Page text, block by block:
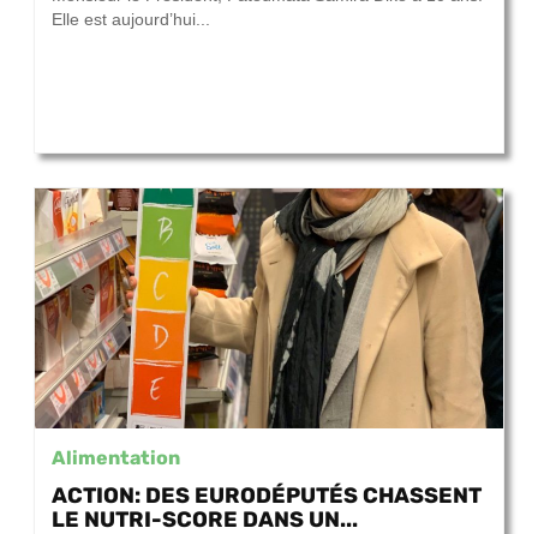
Elle est aujourd’hui...
Alimentation
ACTION: DES EURODÉPUTÉS CHASSENT
LE NUTRI-SCORE DANS UN...